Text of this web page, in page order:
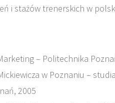
i stażów trenerskich w
– Politechnika
w Poznaniu –
2005